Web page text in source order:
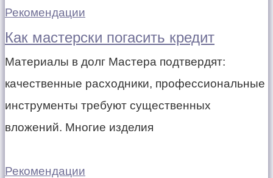
Рекомендации
Как мастерски погасить кредит
Материалы в долг Мастера подтвердят:
качественные расходники, профессиональные
инструменты требуют существенных
вложений. Многие изделия
Рекомендации